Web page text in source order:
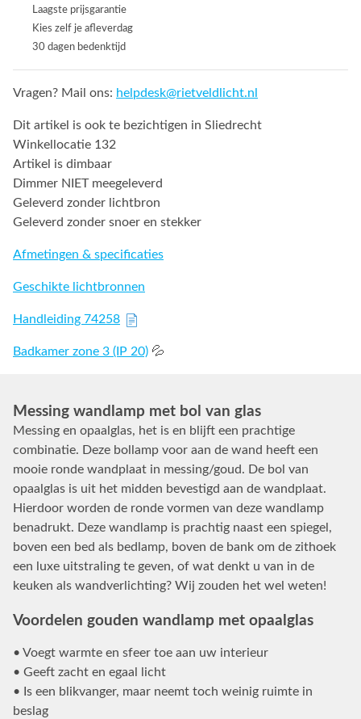
Laagste prijsgarantie
Kies zelf je afleverdag
30 dagen bedenktijd
Vragen? Mail ons: helpdesk@rietveldlicht.nl
Dit artikel is ook te bezichtigen in Sliedrecht
Winkellocatie 132
Artikel is dimbaar
Dimmer NIET meegeleverd
Geleverd zonder lichtbron
Geleverd zonder snoer en stekker
Afmetingen & specificaties
Geschikte lichtbronnen
Handleiding 74258
Badkamer zone 3 (IP 20) 💦
Messing wandlamp met bol van glas
Messing en opaalglas, het is en blijft een prachtige
combinatie. Deze bollamp voor aan de wand heeft een
mooie ronde wandplaat in messing/goud. De bol van
opaalglas is uit het midden bevestigd aan de wandplaat.
Hierdoor worden de ronde vormen van deze wandlamp
benadrukt. Deze wandlamp is prachtig naast een spiegel,
boven een bed als bedlamp, boven de bank om de zithoek
een luxe uitstraling te geven, of wat denkt u van in de
keuken als wandverlichting? Wij zouden het wel weten!
Voordelen gouden wandlamp met opaalglas
• Voegt warmte en sfeer toe aan uw interieur
• Geeft zacht en egaal licht
• Is een blikvanger, maar neemt toch weinig ruimte in
beslag